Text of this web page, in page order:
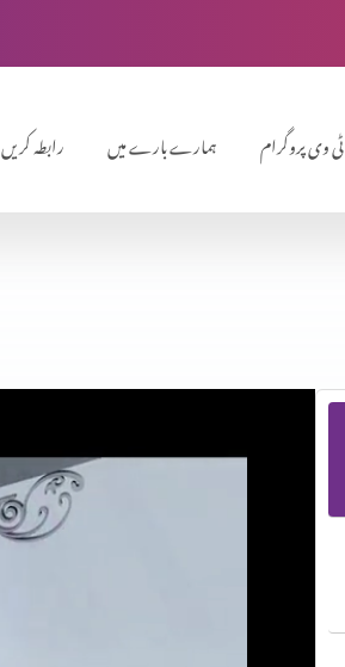
رابطہ کریں ہمارے بارے میں ٹی وی پروگرام